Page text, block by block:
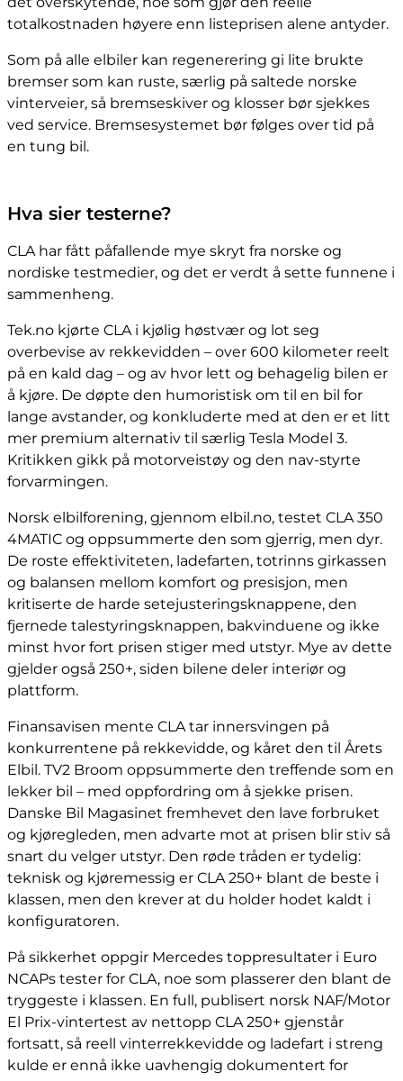
totalkostnaden høyere enn listeprisen alene antyder.
Som på alle elbiler kan regenerering gi lite brukte
bremser som kan ruste, særlig på saltede norske
vinterveier, så bremseskiver og klosser bør sjekkes
ved service. Bremsesystemet bør følges over tid på
en tung bil.
Hva sier testerne?
CLA har fått påfallende mye skryt fra norske og
nordiske testmedier, og det er verdt å sette funnene i
sammenheng.
Tek.no kjørte CLA i kjølig høstvær og lot seg
overbevise av rekkevidden – over 600 kilometer reelt
på en kald dag – og av hvor lett og behagelig bilen er
å kjøre. De døpte den humoristisk om til en bil for
lange avstander, og konkluderte med at den er et litt
mer premium alternativ til særlig Tesla Model 3.
Kritikken gikk på motorveistøy og den nav-styrte
forvarmingen.
Norsk elbilforening, gjennom elbil.no, testet CLA 350
4MATIC og oppsummerte den som gjerrig, men dyr.
De roste effektiviteten, ladefarten, totrinns girkassen
og balansen mellom komfort og presisjon, men
kritiserte de harde setejusteringsknappene, den
fjernede talestyringsknappen, bakvinduene og ikke
minst hvor fort prisen stiger med utstyr. Mye av dette
gjelder også 250+, siden bilene deler interiør og
plattform.
Finansavisen mente CLA tar innersvingen på
konkurrentene på rekkevidde, og kåret den til Årets
Elbil. TV2 Broom oppsummerte den treffende som en
lekker bil – med oppfordring om å sjekke prisen.
Danske Bil Magasinet fremhevet den lave forbruket
og kjøregleden, men advarte mot at prisen blir stiv så
snart du velger utstyr. Den røde tråden er tydelig:
teknisk og kjøremessig er CLA 250+ blant de beste i
klassen, men den krever at du holder hodet kaldt i
konfiguratoren.
På sikkerhet oppgir Mercedes toppresultater i Euro
NCAPs tester for CLA, noe som plasserer den blant de
tryggeste i klassen. En full, publisert norsk NAF/Motor
El Prix-vintertest av nettopp CLA 250+ gjenstår
fortsatt, så reell vinterrekkevidde og ladefart i streng
kulde er ennå ikke uavhengig dokumentert for